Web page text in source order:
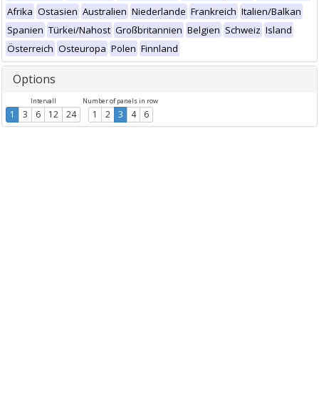
Afrika Ostasien Australien Niederlande Frankreich Italien/Balkan
Spanien Türkei/Nahost Großbritannien Belgien Schweiz Island
Österreich Osteuropa Polen Finnland
Options
Intervall
1 3 6 12 24
Number of panels in row
1 2 3 4 6